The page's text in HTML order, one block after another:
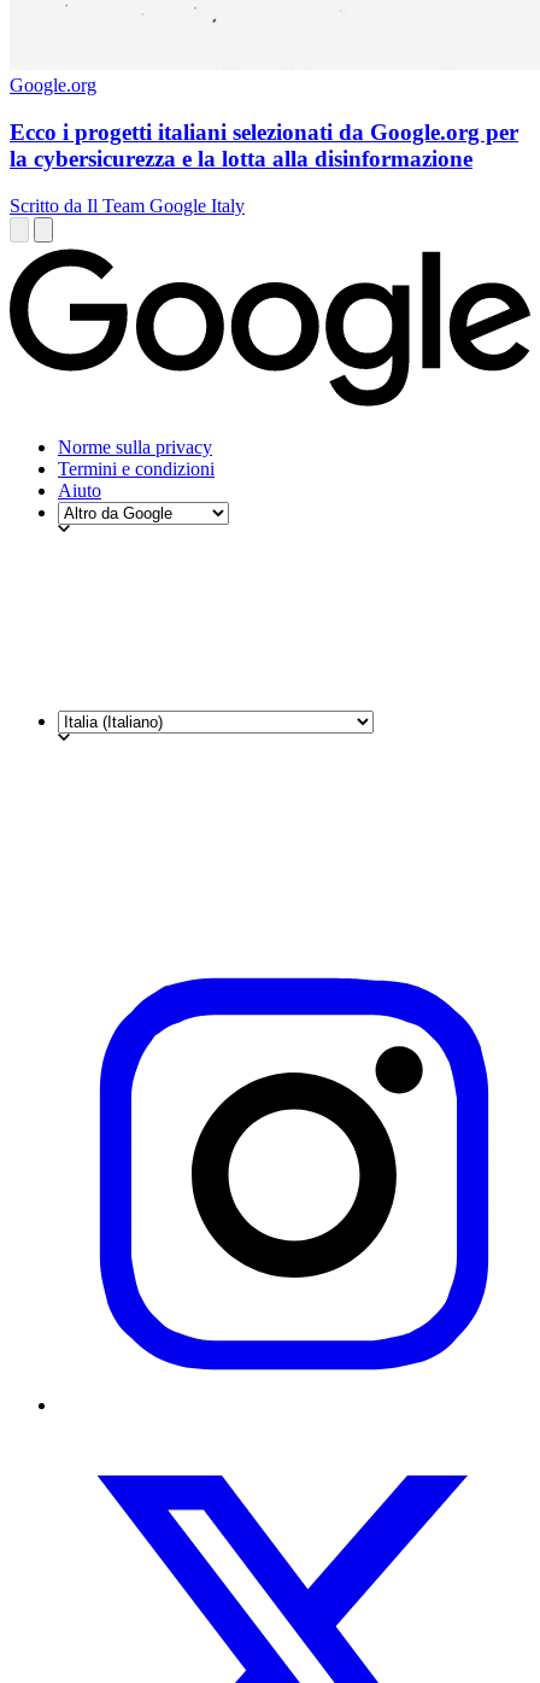
Google.org
Ecco i progetti italiani selezionati da Google.org per
la cybersicurezza e la lotta alla disinformazione
Scritto da Il Team Google Italy
Norme sulla privacy
Termini e condizioni
Aiuto